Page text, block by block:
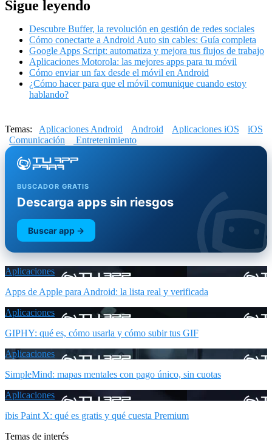
Sigue leyendo
Descubre Buffer, la revolución en gestión de redes sociales
Cómo conectarte a Android Auto sin cables: Guía completa
Google Apps Script: automatiza y mejora tus flujos de trabajo
Aplicaciones Motorola: las mejores apps para tu móvil
Cómo enviar un fax desde el móvil en Android
¿Cómo hacer para que el móvil comunique cuando estoy
hablando?
Temas: Aplicaciones Android Android Aplicaciones iOS
iOS
Comunicación
Entretenimiento
BUSCADOR GRATIS
Descarga apps sin riesgos
Buscar app →
Aplicaciones
Apps de Apple para Android: la lista real y verificada
Aplicaciones
GIPHY: qué es, cómo usarla y cómo subir tus GIF
Aplicaciones
SimpleMind: mapas mentales con pago único, sin cuotas
Aplicaciones
ibis Paint X: qué es gratis y qué cuesta Premium
Temas de interés